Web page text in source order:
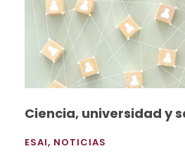
Ciencia, universidad y
ESAI, NOTICIAS